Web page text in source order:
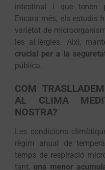
intestinal i que tenen
Encara més, els estudis
varietat de
les al·lèrgies. Així,
crucial per a la
pública.
COM
AL CLIMA
NOSTRA?
Les condicions
règim anual de
temps de respiració
tant, una menor